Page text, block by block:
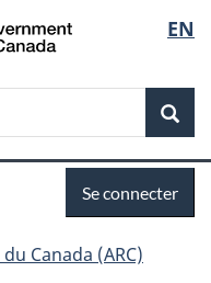
de
la
EN
connecter
Se connecter
Canada (ARC)